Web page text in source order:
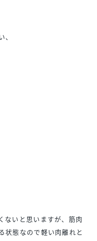
ないと思いますが、筋肉
状態なので軽い肉離れと